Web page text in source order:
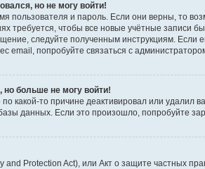
но не могу войти!
пользователя и пароль. Если они верны, то
требуется, чтобы все новые учётные записи
следуйте полученным инструкциям. Если
email, попробуйте связаться с
но больше не могу войти!
какой-то причине деактивировал или
данных. Если это произошло, попробуйте
and Protection Act), или Акт о защите частных